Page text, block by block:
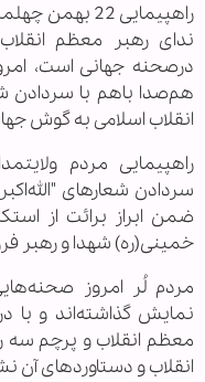
راهپیمایی 22
ندای رهبر معظم
درصحنه جهانی است،
هم‌صدا باهم با سردادن
انقلاب اسلامی به گوش
‌راهپیمایی مردم
سردادن شعارهای
ضمن ابراز برائت از
خمینی(ره) شهدا و رهبر
مردم لُر امروز
نمایش گذاشته‌اند و با
معظم انقلاب و پرچم سه
انقلاب و دستاوردهای آن